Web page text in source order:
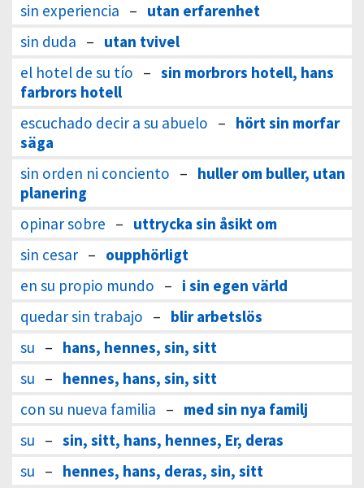
sin experiencia – utan erfarenhet
sin duda – utan tvivel
el hotel de su tío – sin morbrors hotell, hans
farbrors hotell
escuchado decir a su abuelo – hört sin morfar
säga
sin orden ni conciento – huller om buller, utan
planering
opinar sobre – uttrycka sin åsikt om
sin cesar – oupphörligt
en su propio mundo – i sin egen värld
quedar sin trabajo – blir arbetslös
su – hans, hennes, sin, sitt
su – hennes, hans, sin, sitt
con su nueva familia – med sin nya familj
su – sin, sitt, hans, hennes, Er, deras
su – hennes, hans, deras, sin, sitt